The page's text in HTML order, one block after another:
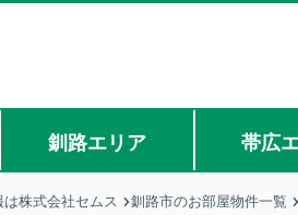
釧路エリア 帯広
株式会社セムス 釧路市のお部屋物件一覧